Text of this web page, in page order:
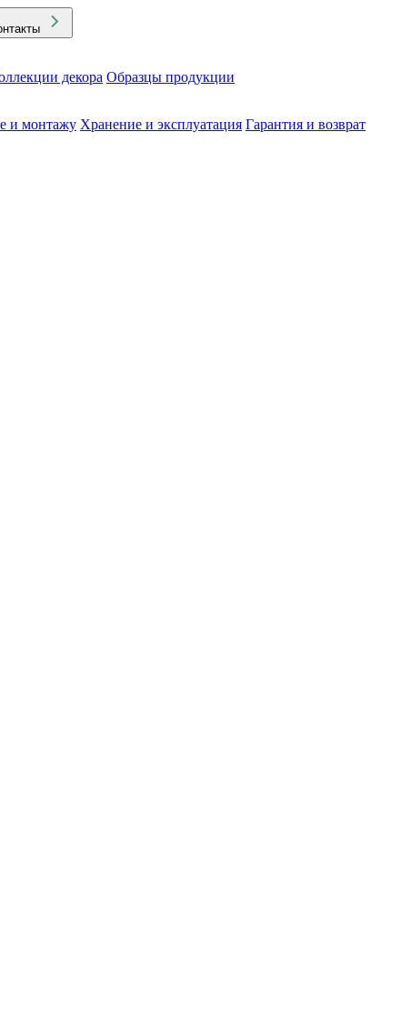
декора Образцы продукции
и монтажу Хранение и эксплуатация Гарантия и возврат